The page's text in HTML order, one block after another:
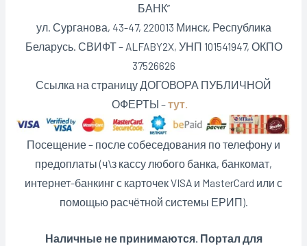
БАНК”
ул. Сурганова, 43-47, 220013 Минск, Республика
Беларусь. СВИФТ – ALFABY2X, УНП 101541947, ОКПО
37526626
Ссылка на страницу ДОГОВОРА ПУБЛИЧНОЙ
ОФЕРТЫ –тут.
Посещение – после собеседования по телефону и
предоплаты (ч\з кассу любого банка, банкомат,
интернет-банкинг с карточек VISA и MasterCard или с
помощью расчётной системы ЕРИП).
Наличные не принимаются. Портал для